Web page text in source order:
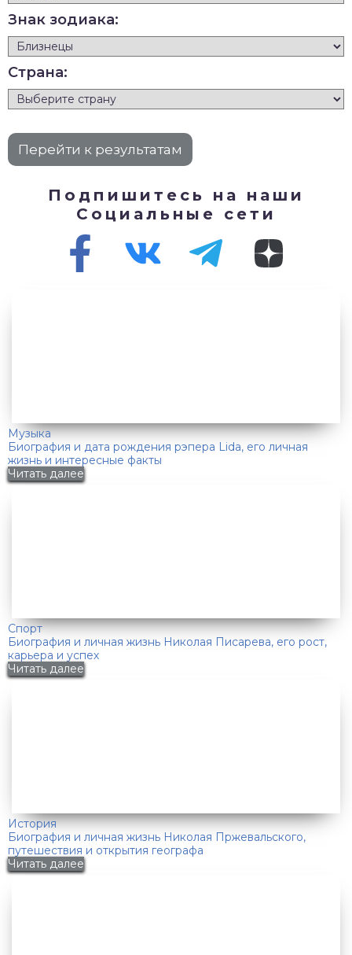
Знак зодиака:
Страна:
Подпишитесь на наши
Социальные сети
Музыка
Биография и дата рождения рэпера Lida, его личная
жизнь и интересные факты
Читать далее
Спорт
Биография и личная жизнь Николая Писарева, его рост,
карьера и успех
Читать далее
История
Биография и личная жизнь Николая Пржевальского,
путешествия и открытия географа
Читать далее